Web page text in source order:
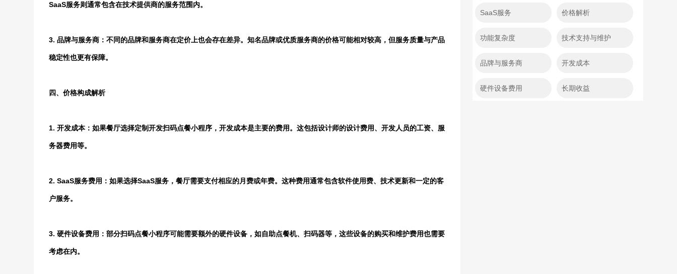
SaaS服务则通常包含在技术提供商的服务范围内。
3. 品牌与服务商：不同的品牌和服务商在定价上也会存在差异。知名品牌或优质服务商的价格可能相对较高，但服务质量与产品
稳定性也更有保障。
四、价格构成解析
1. 开发成本：如果餐厅选择定制开发扫码点餐小程序，开发成本是主要的费用。这包括设计师的设计费用、开发人员的工资、服
务器费用等。
2. SaaS服务费用：如果选择SaaS服务，餐厅需要支付相应的月费或年费。这种费用通常包含软件使用费、技术更新和一定的客
户服务。
3. 硬件设备费用：部分扫码点餐小程序可能需要额外的硬件设备，如自助点餐机、扫码器等，这些设备的购买和维护费用也需要
考虑在内。
SaaS服务 价格解析
功能复杂度 技术支持与维护
品牌与服务商 开发成本
硬件设备费用 长期收益